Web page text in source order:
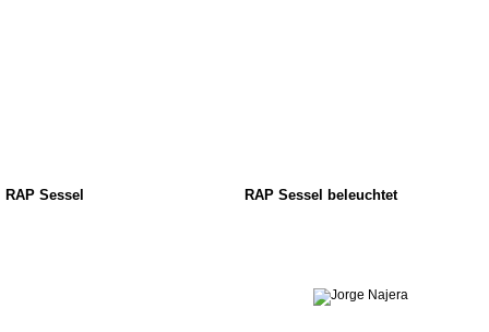
RAP Sessel RAP Sessel beleuchtet